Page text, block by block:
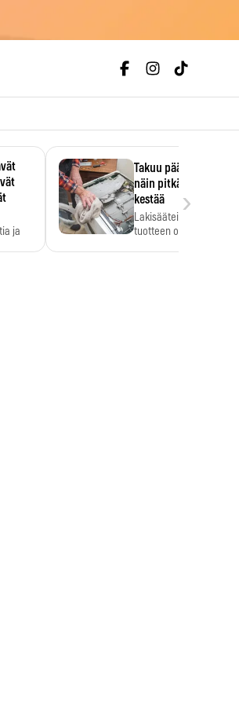
ja
Takuu päättyi,
näin pitkään
kestää
Lakisääteinen
tuotteen oletetun
›